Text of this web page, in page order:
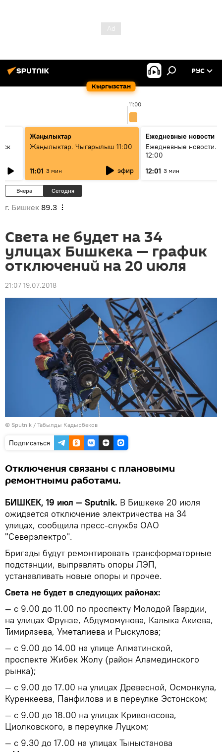
Кыргызстан
РУС
11:00
Жаңылыктар
Жаңылыктар. Чыгарылыш 11:00
11:01 3 мин эфир
Ежедневные новости
Ежедневные новости.
12:00
12:01 3 мин
Вчера Сегодня
г. Бишкек 89.3
Света не будет на 34
улицах Бишкека — график
отключений на 20 июля
21:07 19.07.2018
© Sputnik / Табылды Кадырбеков
Подписаться
Отключения связаны с плановыми
ремонтными работами.
БИШКЕК, 19 июл — Sputnik. В Бишкеке 20 июля
ожидается отключение электричества на 34
улицах, сообщила пресс-служба ОАО
"Северэлектро".
Бригады будут ремонтировать трансформаторные
подстанции, выправлять опоры ЛЭП,
устанавливать новые опоры и прочее.
Света не будет в следующих районах:
— с 9.00 до 11.00 по проспекту Молодой Гвардии,
на улицах Фрунзе, Абдумомунова, Калыка Акиева,
Тимирязева, Уметалиева и Рыскулова;
— с 9.00 до 14.00 на улице Алматинской,
проспекте Жибек Жолу (район Аламединского
рынка);
— с 9.00 до 17.00 на улицах Древесной, Осмонкула,
Куренкеева, Панфилова и в переулке Эстонском;
— с 9.00 до 18.00 на улицах Кривоносова,
Циолковского, в переулке Луцком;
— с 9.30 до 17.00 на улицах Тыныстанова